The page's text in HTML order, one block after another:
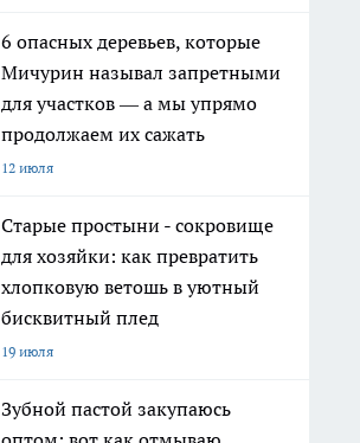
6 опасных деревьев, которые
Мичурин называл запретными
для участков — а мы упрямо
продолжаем их сажать
12 июля
Старые простыни - сокровище
для хозяйки: как превратить
хлопковую ветошь в уютный
бисквитный плед
19 июля
Зубной пастой закупаюсь